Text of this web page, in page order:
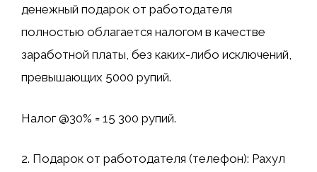
денежный подарок от работодателя
полностью облагается налогом в качестве
заработной платы, без каких-либо исключений,
превышающих 5000 рупий.
Налог @30% = 15 300 рупий.
2. Подарок от работодателя (телефон): Рахул